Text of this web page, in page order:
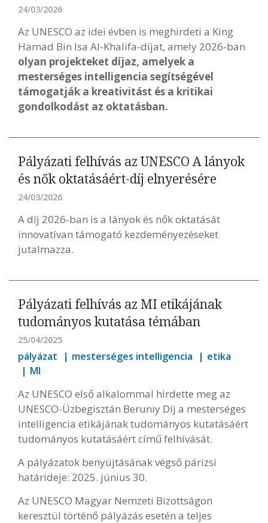
24/03/2026
Az UNESCO az idei évben is meghirdeti a King
Hamad Bin Isa Al-Khalifa-díjat, amely 2026-ban
olyan projekteket díjaz, amelyek a
mesterséges intelligencia segítségével
támogatják a kreativitást és a kritikai
gondolkodást az oktatásban.
Pályázati felhívás az UNESCO A lányok
és nők oktatásáért-díj elnyerésére
24/03/2026
A díj 2026-ban is a lányok és nők oktatását
innovatívan támogató kezdeményezéseket
jutalmazza.
Pályázati felhívás az MI etikájának
tudományos kutatása témában
25/04/2025
pályázat mesterséges intelligencia
etika
MI
Az UNESCO első alkalommal hirdette meg az
UNESCO-Üzbegisztán Beruniy Díj a mesterséges
intelligencia etikájának tudományos kutatásáért
tudományos kutatásáért című felhívását.
A pályázatok benyújtásának végső párizsi
határideje: 2025. június 30.
Az UNESCO Magyar Nemzeti Bizottságon
keresztül történő pályázás esetén a teljes